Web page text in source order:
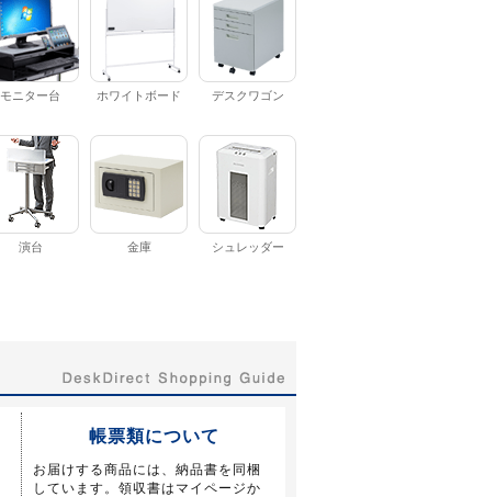
モニター台 ホワイトボード デスクワゴン
演台 金庫 シュレッダー
帳票類について
お届けする商品には、納品書を同梱
しています。領収書はマイページか